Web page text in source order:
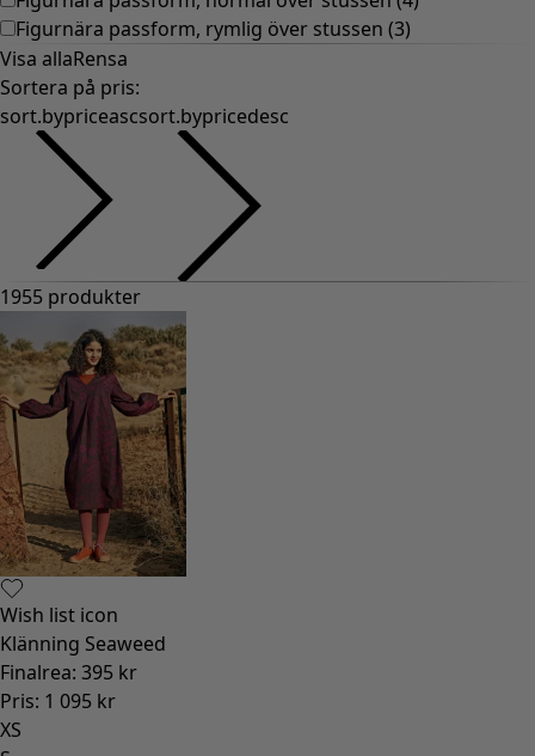
Figurnära passform, rymlig över stussen (3)
Visa allaRensa
Sortera på pris:
sort.bypriceascsort.bypricedesc
1955 produkter
Wish list icon
Klänning Seaweed
Finalrea: 395 kr
Pris: 1 095 kr
XS